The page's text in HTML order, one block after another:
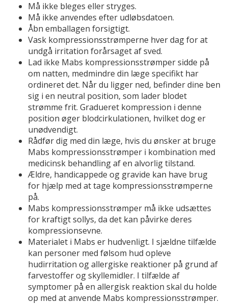
Må ikke bleges eller stryges.
Må ikke anvendes efter udløbsdatoen.
Åbn emballagen forsigtigt.
Vask kompressionsstrømperne hver dag for at
undgå irritation forårsaget af sved.
Lad ikke Mabs kompressionsstrømper sidde på
om natten, medmindre din læge specifikt har
ordineret det. Når du ligger ned, befinder dine ben
sig i en neutral position, som lader blodet
strømme frit. Gradueret kompression i denne
position øger blodcirkulationen, hvilket dog er
unødvendigt.
Rådfør dig med din læge, hvis du ønsker at bruge
Mabs kompressionsstrømper i kombination med
medicinsk behandling af en alvorlig tilstand.
Ældre, handicappede og gravide kan have brug
for hjælp med at tage kompressionsstrømperne
på.
Mabs kompressionsstrømper må ikke udsættes
for kraftigt sollys, da det kan påvirke deres
kompressionsevne.
Materialet i Mabs er hudvenligt. I sjældne tilfælde
kan personer med følsom hud opleve
hudirritation og allergiske reaktioner på grund af
farvestoffer og skyllemidler. I tilfælde af
symptomer på en allergisk reaktion skal du holde
op med at anvende Mabs kompressionsstrømper.